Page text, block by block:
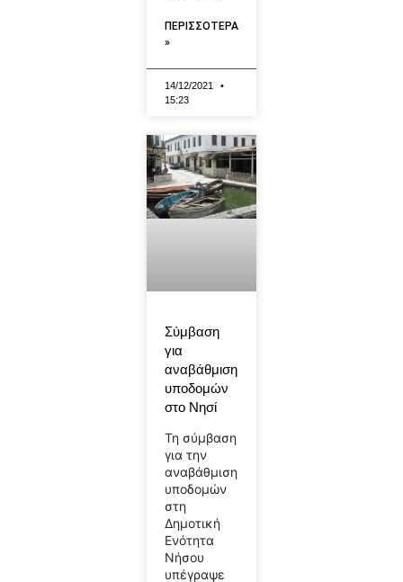
ΠΕΡΙΣΣΟΤΕΡΑ
»
14/12/2021
15:23
Σύμβαση
για
αναβάθμιση
υποδομών
στο Νησί
Τη σύμβαση
για την
αναβάθμιση
υποδομών
στη
Δημοτική
Ενότητα
Νήσου
υπέγραψε